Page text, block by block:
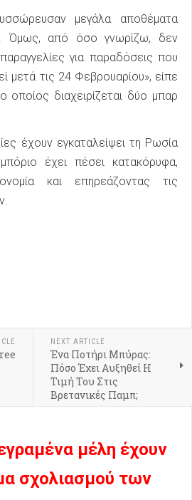
μεγάλα αποθέματα
Όμως, από όσο γνωρίζω, δεν
για παραδόσεις που
μετά τις 24 Φεβρουαρίου», είπε
οποίος διαχειρίζεται δύο μπαρ
έχουν εγκαταλείψει τη Ρωσία
έχει πέσει κατακόρυφα,
και επηρεάζοντας τις
NEXT ARTICLE
Ένα Ποτήρι Μπύρας:
Πόσο Έχει Αυξηθεί Η
Τιμή Του Στις
Βρετανικές Παμπ;
μέλη έχουν
σχολιασμού των